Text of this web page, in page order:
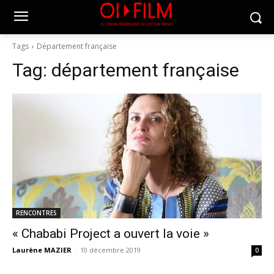
Tags Département française
Tag: département française
RENCONTRES
« Chababi Project a ouvert la voie »
Laurène MAZIER - 10 décembre 2019 0